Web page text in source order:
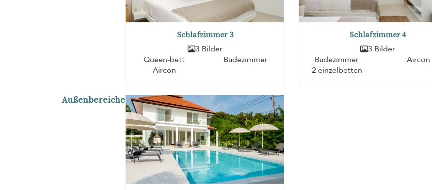
Schlafzimmer 3
3 Bilder
Queen-bett
Badezimmer
Aircon
Schlafzimmer 4
3 Bilder
Badezimmer
Aircon
2 einzelbetten
Außenbereiche